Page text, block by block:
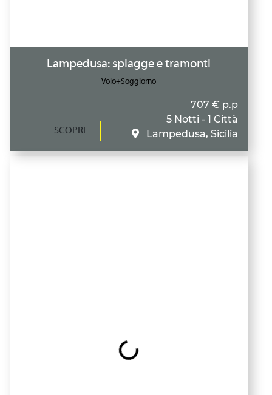
Lampedusa: spiagge e tramonti
Volo+Soggiorno
SCOPRI
707 € p.p
5 Notti - 1 Città
Lampedusa, Sicilia